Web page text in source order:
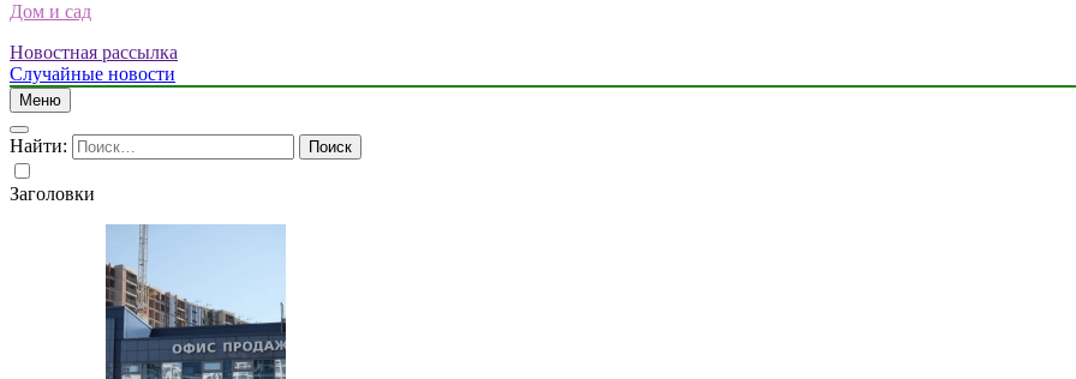
Дом и сад
Новостная рассылка
Случайные новости
Меню
Найти:
Заголовки